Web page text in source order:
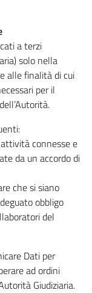
a terzi
solo nella
alle finalità di cui
per il
connesse e
da un accordo di
che si siano
obbligo
del
Dati per
ad ordini
Giudiziaria.